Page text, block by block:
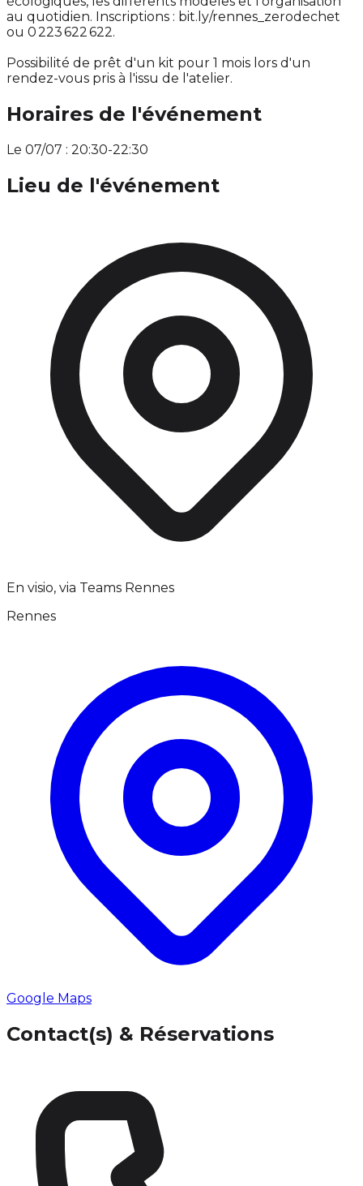
au quotidien. Inscriptions : bit.ly/rennes_zerodechet
ou 0 223 622 622.
Possibilité de prêt d'un kit pour 1 mois lors d'un
rendez-vous pris à l'issu de l'atelier.
Horaires de l'événement
Le 07/07 : 20:30-22:30
Lieu de l'événement
En visio, via Teams Rennes
Rennes
Google Maps
Contact(s) & Réservations